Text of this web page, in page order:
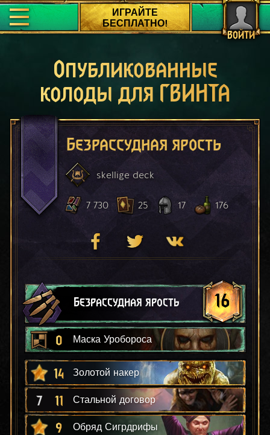
ВОЙТИ
ИГРАЙТЕ
БЕСПЛАТНО!
Опубликованные
колоды для ГВИНТА
Безрассудная ярость
skellige deck
7 730 25 17 176
Безрассудная ярость 16
0 Маска Уробороса
14 Золотой накер
7 11 Стальной договор
9 Обряд Сигрдрифы